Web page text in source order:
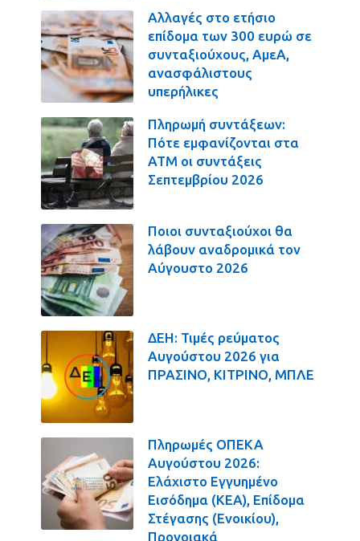
Αλλαγές στο ετήσιο
επίδομα των 300 ευρώ σε
συνταξιούχους, ΑμεΑ,
ανασφάλιστους
υπερήλικες
Πληρωμή συντάξεων:
Πότε εμφανίζονται στα
ΑΤΜ οι συντάξεις
Σεπτεμβρίου 2026
Ποιοι συνταξιούχοι θα
λάβουν αναδρομικά τον
Αύγουστο 2026
ΔΕΗ: Τιμές ρεύματος
Αυγούστου 2026 για
ΠΡΑΣΙΝΟ, ΚΙΤΡΙΝΟ, ΜΠΛΕ
Πληρωμές ΟΠΕΚΑ
Αυγούστου 2026:
Ελάχιστο Εγγυημένο
Εισόδημα (ΚΕΑ), Επίδομα
Στέγασης (Ενοικίου),
Προνοιακά